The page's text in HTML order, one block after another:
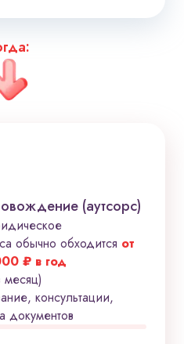
(аутсорс)
обычно обходится от
₽ в год
консультации,
документов